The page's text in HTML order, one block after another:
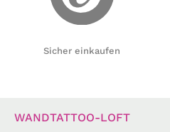
Sicher einkaufen
WANDTATTOO-LOFT